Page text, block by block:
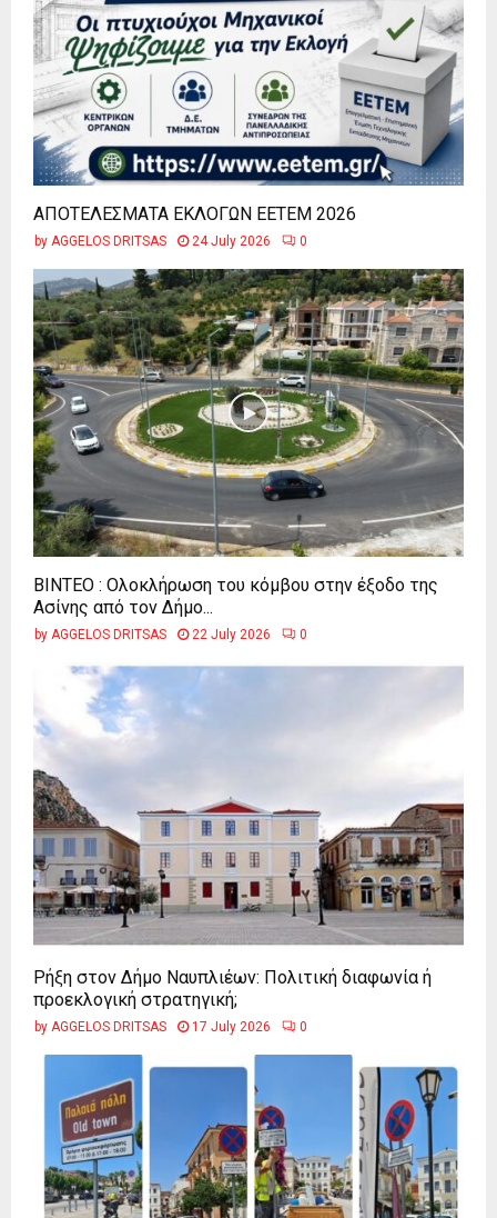
ΑΠΟΤΕΛΕΣΜΑΤΑ ΕΚΛΟΓΩΝ ΕΕΤΕΜ 2026
by AGGELOS DRITSAS 24 July 2026 0
ΒΙΝΤΕΟ : Ολοκλήρωση του κόμβου στην έξοδο της
Ασίνης από τον Δήμο...
by AGGELOS DRITSAS 22 July 2026 0
Ρήξη στον Δήμο Ναυπλιέων: Πολιτική διαφωνία ή
προεκλογική στρατηγική;
by AGGELOS DRITSAS 17 July 2026 0